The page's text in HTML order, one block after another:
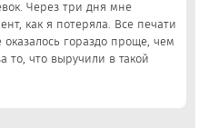
Через три дня мне
как я потеряла. Все печати
гораздо проще, чем
то, что выручили в такой